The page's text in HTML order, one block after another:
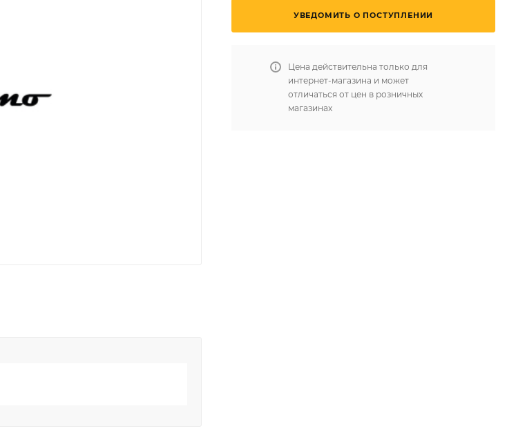
УВЕДОМИТЬ О ПОСТУПЛЕНИИ
Цена действительна только для
интернет-магазина и может
отличаться от цен в розничных
магазинах